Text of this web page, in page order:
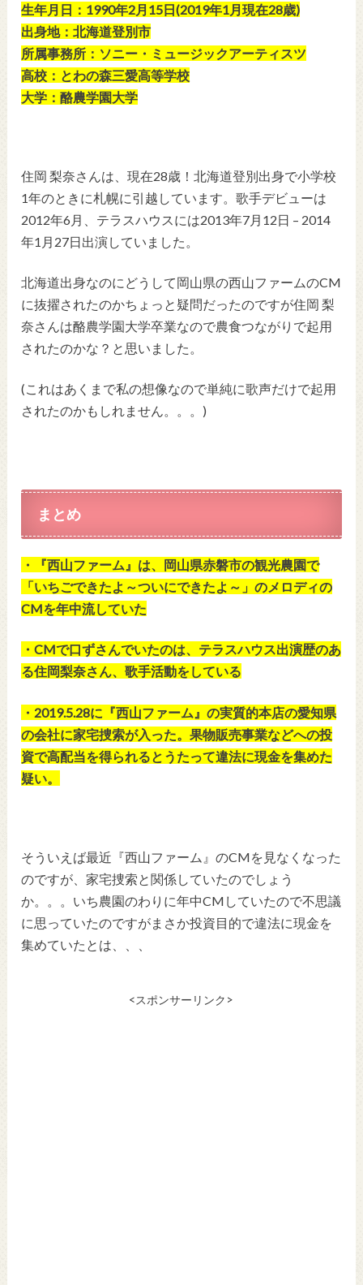
生年月日：1990年2月15日(2019年1月現在28歳)
出身地：北海道登別市
所属事務所：ソニー・ミュージックアーティスツ
高校：とわの森三愛高等学校
大学：酪農学園大学
住岡 梨奈さんは、現在28歳！北海道登別出身で小学校
1年のときに札幌に引越しています。歌手デビューは
2012年6月、 テラスハウスには2013年7月12日 – 2014
年1月27日出演していました。
北海道出身なのにどうして岡山県の西山ファームのCM
に抜擢されたのかちょっと疑問だったのですが住岡 梨
奈さんは酪農学園大学卒業なので農食つながりで起用
されたのかな？と思いました。
(これはあくまで私の想像なので単純に歌声だけで起用
されたのかもしれません。。。)
まとめ
・『西山ファーム』は、岡山県赤磐市の観光農園で
「いちごできたよ～ついにできたよ～」のメロディの
CMを年中流していた
・CMで口ずさんでいたのは、テラスハウス出演歴のあ
る住岡梨奈さん、歌手活動をしている
・2019.5.28に『西山ファーム』の実質的本店の愛知県
の会社に家宅捜索が入った。果物販売事業などへの投
資で高配当を得られるとうたって違法に現金を集めた
疑い。
そういえば最近『西山ファーム』のCMを見なくなった
のですが、家宅捜索と関係していたのでしょう
か。。。いち農園のわりに年中CMしていたので不思議
に思っていたのですがまさか投資目的で違法に現金を
集めていたとは、、、
<スポンサーリンク>